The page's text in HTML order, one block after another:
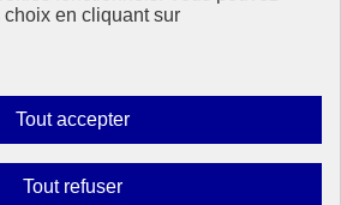
en cliquant sur
Tout accepterAutoriser
tous
Tout refuserInterdire
une nouvelle fenêtre